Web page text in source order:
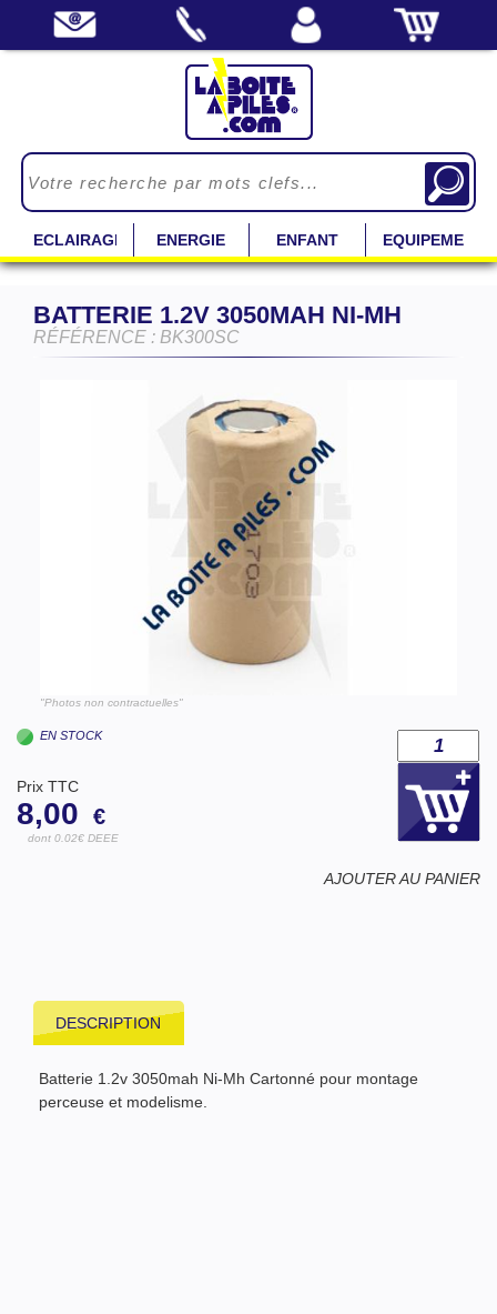
ECLAIRAGE ENERGIE ENFANT EQUIPEMENT
BATTERIE 1.2V 3050MAH NI-MH
RÉFÉRENCE : BK300SC
"Photos non contractuelles"
EN STOCK
Prix TTC
8,00 €
dont 0.02€ DEEE
AJOUTER AU PANIER
DESCRIPTION
Batterie 1.2v 3050mah Ni-Mh Cartonné pour montage
perceuse et modelisme.